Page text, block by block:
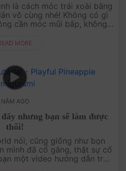
là cách móc trái xoài bằng
vô cùng nhé! Không có gì
cần móc mũi bắp, không
MORE
NĂM AGO
nhưng bạn sẽ làm được
thôi!
nói, cũng giống như bọn
mình đã cố gắng, thật sự cố
một video hướng dẫn trái